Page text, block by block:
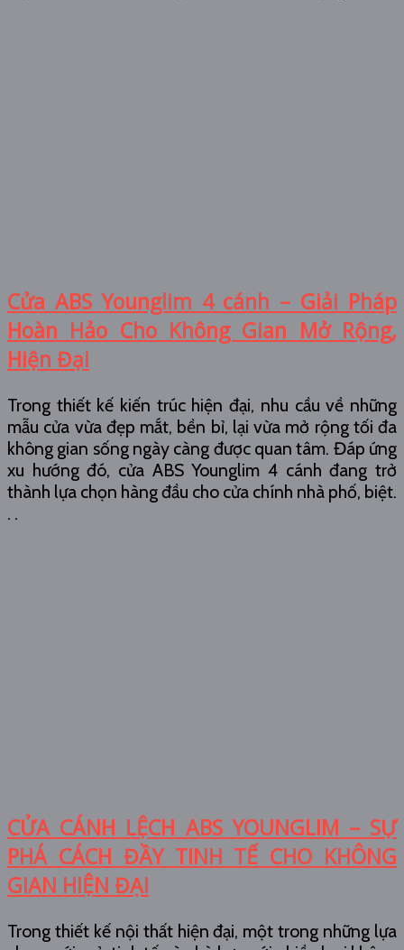
Cửa ABS Younglim 4 cánh – Giải Pháp
Hoàn Hảo Cho Không Gian Mở Rộng,
Hiện Đại
Trong thiết kế kiến trúc hiện đại, nhu cầu về những
mẫu cửa vừa đẹp mắt, bền bỉ, lại vừa mở rộng tối đa
không gian sống ngày càng được quan tâm. Đáp ứng
xu hướng đó, cửa ABS Younglim 4 cánh đang trở
thành lựa chọn hàng đầu cho cửa chính nhà phố, biệt.
. .
CỬA CÁNH LỆCH ABS YOUNGLIM – SỰ
PHÁ CÁCH ĐẦY TINH TẾ CHO KHÔNG
GIAN HIỆN ĐẠI
Trong thiết kế nội thất hiện đại, một trong những lựa